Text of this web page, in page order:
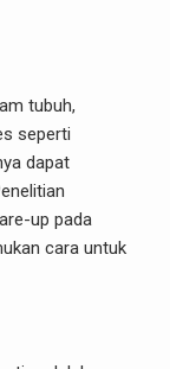
tubuh,
seperti
dapat
up pada
cara untuk